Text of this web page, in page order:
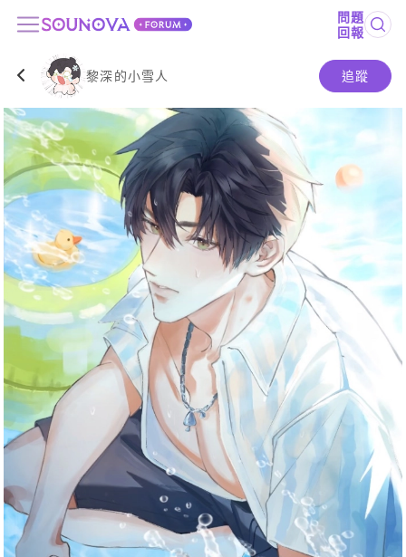
問題
回報
黎深的小雪人 追蹤